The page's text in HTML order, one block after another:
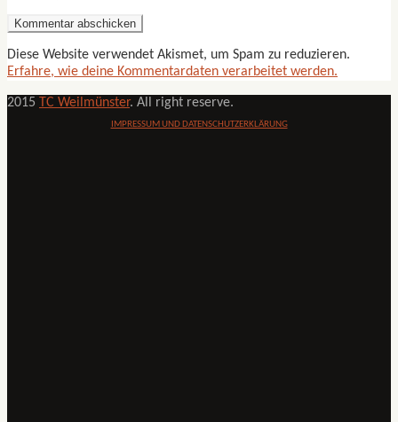
Diese Website verwendet Akismet, um Spam zu reduzieren.
Erfahre, wie deine Kommentardaten verarbeitet werden.
2015 TC Weilmünster. All right reserve.
IMPRESSUM UND DATENSCHUTZERKLÄRUNG